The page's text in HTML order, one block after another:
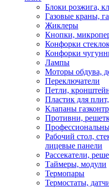
Блоки розжига,
Газовые краны,
Жиклеры
Кнопки,
Конфорки
Конфорки
Лампы
Моторы обдува,
Переключатели
Петли,
Пластик для
Клапаны
Противни,
Рабочий стол,
лицевые панели
Рассекатели,
Таймеры, модули
Термопары
Термостаты,